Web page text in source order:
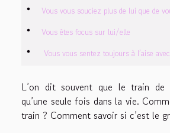
Vous vous souciez plus de lui que de
Vous êtes focus sur lui/elle
Vous vous sentez toujours à l’aise
L’on dit souvent que le train de
qu’une seule fois dans la vie.
train ? Comment savoir si c’est le